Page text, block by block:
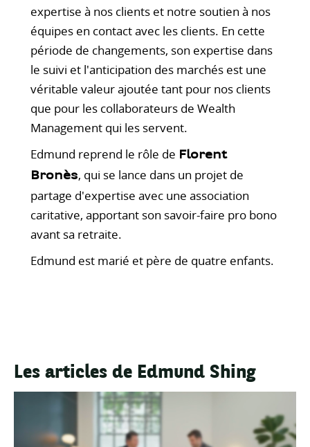
expertise à nos clients et notre soutien à nos
équipes en contact avec les clients. En cette
période de changements, son expertise dans
le suivi et l'anticipation des marchés est une
véritable valeur ajoutée tant pour nos clients
que pour les collaborateurs de Wealth
Management qui les servent.
Edmund reprend le rôle de Florent
Bronès, qui se lance dans un projet de
partage d'expertise avec une association
caritative, apportant son savoir-faire pro bono
avant sa retraite.
Edmund est marié et père de quatre enfants.
Les articles de Edmund Shing